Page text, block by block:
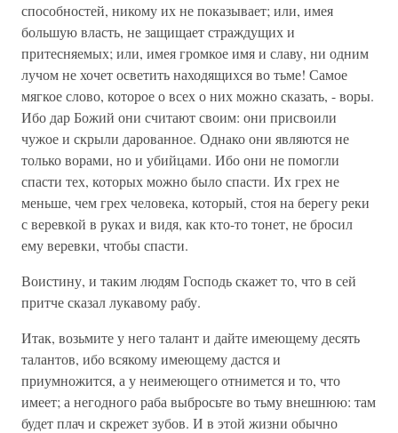
способностей, никому их не показывает; или, имея
большую власть, не защищает страждущих и
притесняемых; или, имея громкое имя и славу, ни одним
лучом не хочет осветить находящихся во тьме! Самое
мягкое слово, которое о всех о них можно сказать, - воры.
Ибо дар Божий они считают своим: они присвоили
чужое и скрыли дарованное. Однако они являются не
только ворами, но и убийцами. Ибо они не помогли
спасти тех, которых можно было спасти. Их грех не
меньше, чем грех человека, который, стоя на берегу реки
с веревкой в руках и видя, как кто-то тонет, не бросил
ему веревки, чтобы спасти.
Воистину, и таким людям Господь скажет то, что в сей
притче сказал лукавому рабу.
Итак, возьмите у него талант и дайте имеющему десять
талантов, ибо всякому имеющему дастся и
приумножится, а у неимеющего отнимется и то, что
имеет; а негодного раба выбросьте во тьму внешнюю: там
будет плач и скрежет зубов. И в этой жизни обычно